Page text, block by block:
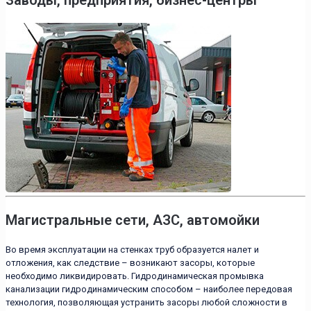
Магистральные сети, АЗС, автомойки
Во время эксплуатации на стенках труб образуется налет и
отложения, как следствие – возникают засоры, которые
необходимо ликвидировать. Гидродинамическая промывка
канализации гидродинамическим способом – наиболее передовая
технология, позволяющая устранить засоры любой сложности в